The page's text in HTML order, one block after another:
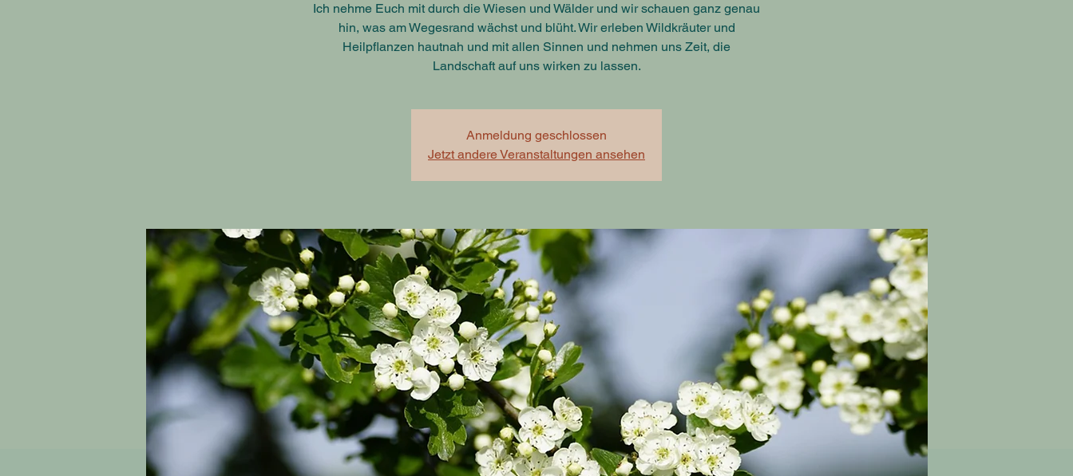
Ich nehme Euch mit durch die Wiesen und Wälder und wir schauen ganz genau
hin, was am Wegesrand wächst und blüht. Wir erleben Wildkräuter und
Heilpflanzen hautnah und mit allen Sinnen und nehmen uns Zeit, die
Landschaft auf uns wirken zu lassen.
Anmeldung geschlossen
Jetzt andere Veranstaltungen ansehen